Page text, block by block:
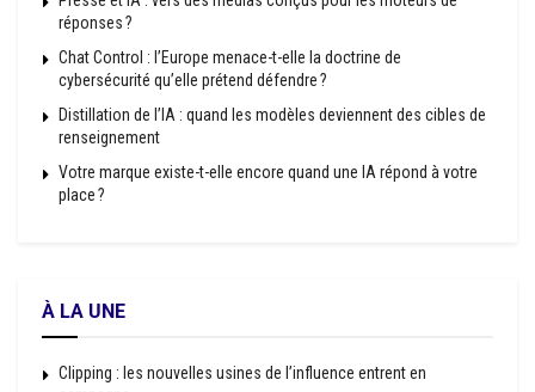
réponses ?
Chat Control : l’Europe menace-t-elle la doctrine de
cybersécurité qu’elle prétend défendre ?
Distillation de l’IA : quand les modèles deviennent des cibles de
renseignement
Votre marque existe-t-elle encore quand une IA répond à votre
place ?
À LA UNE
Clipping : les nouvelles usines de l’influence entrent en